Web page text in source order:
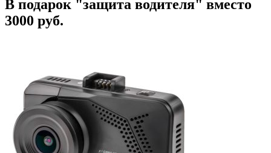
В подарок "защита водителя" вместо
3000 руб.